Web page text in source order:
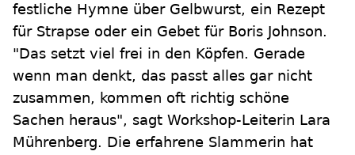
festliche Hymne über Gelbwurst, ein Rezept
für Strapse oder ein Gebet für Boris Johnson.
"Das setzt viel frei in den Köpfen. Gerade
wenn man denkt, das passt alles gar nicht
zusammen, kommen oft richtig schöne
Sachen heraus", sagt Workshop-Leiterin Lara
Mührenberg. Die erfahrene Slammerin hat